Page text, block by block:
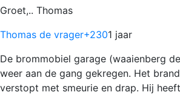
Groet,.. Thomas
Thomas de vrager+2301 jaar
De brommobiel garage (waaienberg
weer aan de gang gekregen. Het
verstopt met smeurie en drap. Hij